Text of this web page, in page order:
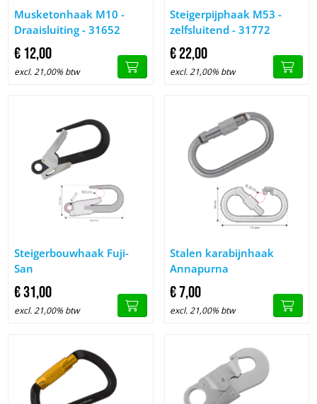
Image Musketonhaak M10 - Draaisluiting - 31652
Musketonhaak M10 -
Draaisluiting - 31652
€12,00
excl. 21,00% btw
Image Steigerpijphaak M53 -
Steigerpijphaak M53 -
zelfsluitend - 31772
€22,00
excl. 21,00% btw
Image Steigerbouwhaak Fuji-San
Steigerbouwhaak Fuji-
San
€31,00
excl. 21,00% btw
Image Stalen karabijnhaak
Stalen karabijnhaak
Annapurna
€7,00
excl. 21,00% btw